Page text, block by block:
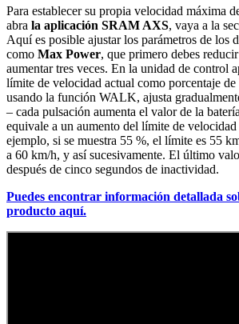
Para establecer su propia velocidad máxima
abra la aplicación SRAM AXS, vaya a la
Aquí es posible ajustar los parámetros de los
como Max Power, que primero debes
aumentar tres veces. En la unidad de control
límite de velocidad actual como porcentaje
usando la función WALK, ajusta
– cada pulsación aumenta el valor de la
equivale a un aumento del límite de
ejemplo, si se muestra 55 %, el límite es 55
a 60 km/h, y así sucesivamente. El último
después de cinco segundos de inactividad.
Puedes encontrar información detallada
producto aquí.